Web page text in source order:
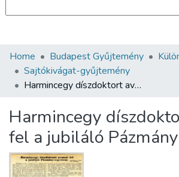
Communities & Collections
All of DSpace
About us
Home Budapest Gyűjtemény
Sajtókivágat-gyűjtemény
Harmincegy díszdoktort avatott fel a jubiláló Pázmány-egyetem
Harmincegy
fel a jubiláló